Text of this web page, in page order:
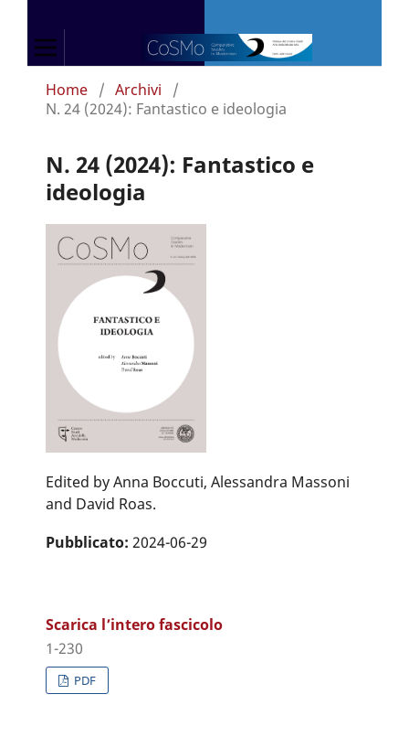
Home / Archivi
/
N. 24 (2024): Fantastico e ideologia
N. 24 (2024): Fantastico e
ideologia
Edited by Anna Boccuti, Alessandra Massoni
and David Roas.
Pubblicato: 2024-06-29
Scarica l’intero fascicolo
1-230
PDF